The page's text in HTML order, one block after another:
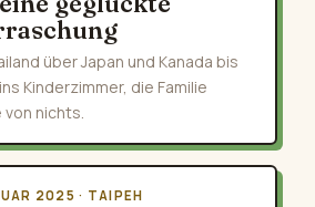
über Japan und Kanada bis
Kinderzimmer, die Familie
nichts.
2025 · TAIPEH